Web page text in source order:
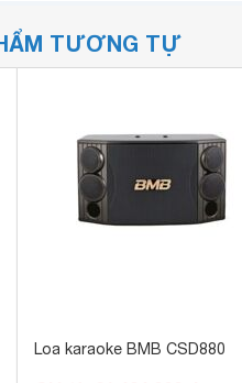
TƯƠNG TỰ
Loa karaoke BMB CSD880